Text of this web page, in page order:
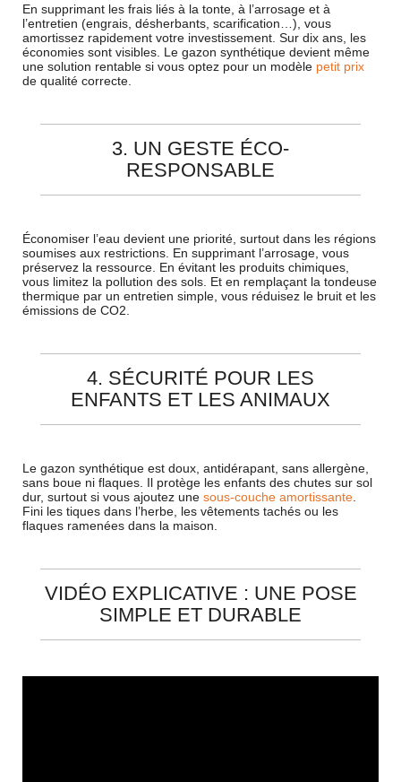
En supprimant les frais liés à la tonte, à l’arrosage et à
l’entretien (engrais, désherbants, scarification…), vous
amortissez rapidement votre investissement. Sur dix ans, les
économies sont visibles. Le gazon synthétique devient même
une solution rentable si vous optez pour un modèle petit prix
de qualité correcte.
3. UN GESTE ÉCO-
RESPONSABLE
Économiser l’eau devient une priorité, surtout dans les régions
soumises aux restrictions. En supprimant l’arrosage, vous
préservez la ressource. En évitant les produits chimiques,
vous limitez la pollution des sols. Et en remplaçant la tondeuse
thermique par un entretien simple, vous réduisez le bruit et les
émissions de CO2.
4. SÉCURITÉ POUR LES
ENFANTS ET LES ANIMAUX
Le gazon synthétique est doux, antidérapant, sans allergène,
sans boue ni flaques. Il protège les enfants des chutes sur sol
dur, surtout si vous ajoutez une sous-couche amortissante
Fini les tiques dans l’herbe, les vêtements tachés ou les
flaques ramenées dans la maison.
VIDÉO EXPLICATIVE : UNE POSE
SIMPLE ET DURABLE